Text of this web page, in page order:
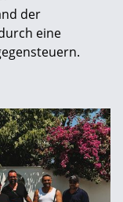
der
eine